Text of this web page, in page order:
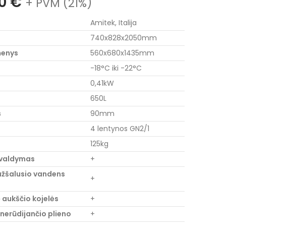
Amitek, Italija
740x828x2050mm
560x680x1435mm
-18°C iki -22°C
0,41kW
650L
90mm
4 lentynos GN2/1
125kg
+
vandens
+
kojelės
+
plieno
+